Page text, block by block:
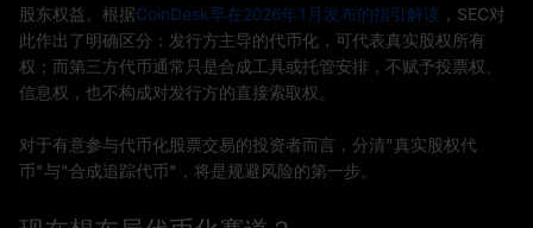
股东权益。根据CoinDesk早在2026年1月发布的指引解读 ，SEC对
此作出了明确区分：发行方主导的代币化，可代表真实股权所有
权；而第三方代币通常只是合成工具或托管安排，不赋予投票权、
信息权，也不构成对发行方的直接索取权。
对于有意参与代币化股票交易的投资者而言，分清"真实股权代
币"与"合成追踪代币"，将是规避风险的第一步。